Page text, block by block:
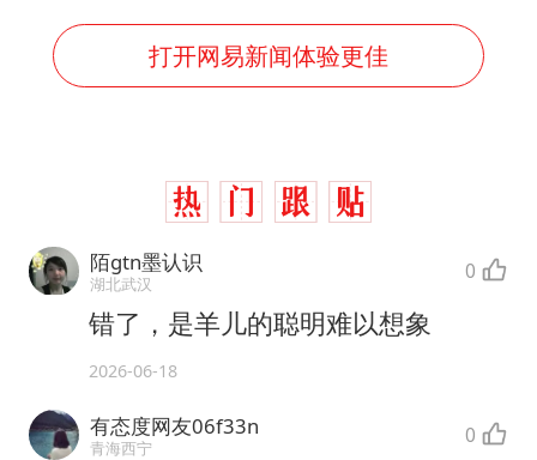
打开网易新闻体验更佳
陌gtn墨认识
湖北武汉 0
错了，是羊儿的聪明难以想象
2026-06-18
有态度网友06f33n
青海西宁 0